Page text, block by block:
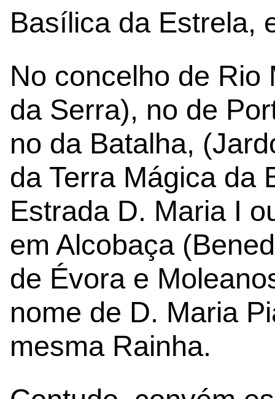
Basílica da Estrela,
No concelho de Rio
da Serra), no de
no da Batalha,
da Terra Mágica da
Estrada D. Maria I
em Alcobaça
de Évora e
nome de D. Maria
mesma Rainha.